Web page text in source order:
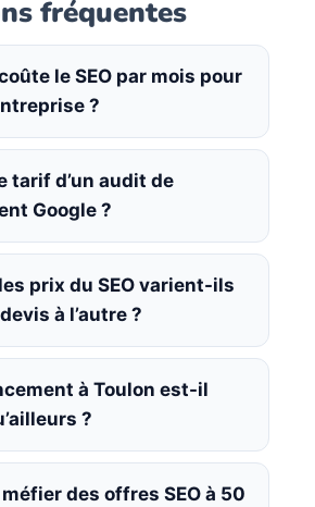
fréquentes
le SEO par mois pour
?
tarif d’un audit de
Google ?
prix du SEO varient-ils
à l’autre ?
à Toulon est-il
?
des offres SEO à 50